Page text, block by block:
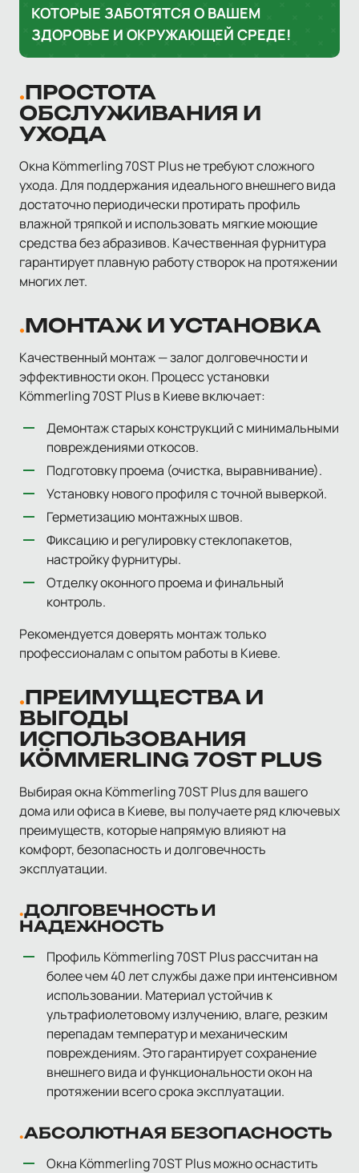
КОТОРЫЕ ЗАБОТЯТСЯ О ВАШЕМ
ЗДОРОВЬЕ И ОКРУЖАЮЩЕЙ СРЕДЕ!
ПРОСТОТА
ОБСЛУЖИВАНИЯ И
УХОДА
Окна Kömmerling 70ST Plus не требуют сложного
ухода. Для поддержания идеального внешнего вида
достаточно периодически протирать профиль
влажной тряпкой и использовать мягкие моющие
средства без абразивов. Качественная фурнитура
гарантирует плавную работу створок на протяжении
многих лет.
МОНТАЖ И УСТАНОВКА
Качественный монтаж — залог долговечности и
эффективности окон. Процесс установки
Kömmerling 70ST Plus в Киеве включает:
Демонтаж старых конструкций с минимальными
повреждениями откосов.
Подготовку проема (очистка, выравнивание).
Установку нового профиля с точной выверкой.
Герметизацию монтажных швов.
Фиксацию и регулировку стеклопакетов,
настройку фурнитуры.
Отделку оконного проема и финальный
контроль.
Рекомендуется доверять монтаж только
профессионалам с опытом работы в Киеве.
ПРЕИМУЩЕСТВА И
ВЫГОДЫ
ИСПОЛЬЗОВАНИЯ
KÖMMERLING 70ST PLUS
Выбирая окна Kömmerling 70ST Plus для вашего
дома или офиса в Киеве, вы получаете ряд ключевых
преимуществ, которые напрямую влияют на
комфорт, безопасность и долговечность
эксплуатации.
ДОЛГОВЕЧНОСТЬ И
НАДЕЖНОСТЬ
Профиль Kömmerling 70ST Plus рассчитан на
более чем 40 лет службы даже при интенсивном
использовании. Материал устойчив к
ультрафиолетовому излучению, влаге, резким
перепадам температур и механическим
повреждениям. Это гарантирует сохранение
внешнего вида и функциональности окон на
протяжении всего срока эксплуатации.
АБСОЛЮТНАЯ БЕЗОПАСНОСТЬ
Окна Kömmerling 70ST Plus можно оснастить